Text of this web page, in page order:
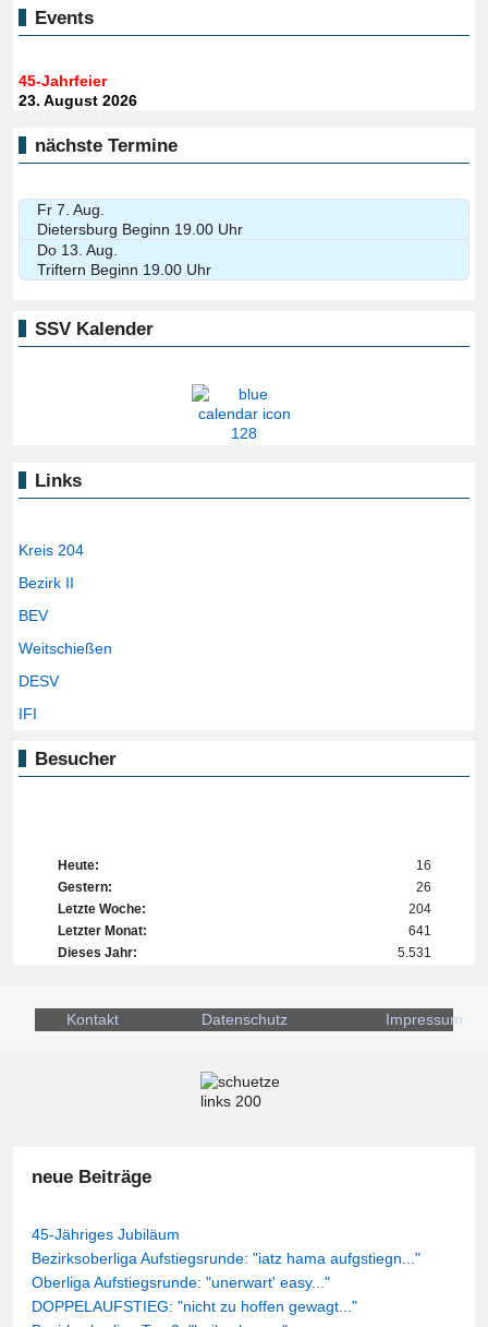
Events
45-Jahrfeier
23. August 2026
nächste Termine
Fr 7. Aug.
Dietersburg Beginn 19.00 Uhr
Do 13. Aug.
Triftern Beginn 19.00 Uhr
SSV Kalender
Links
Kreis 204
Bezirk II
BEV
Weitschießen
DESV
IFI
Besucher
Heute:
16
Gestern:
26
Letzte Woche:
204
Letzter Monat:
641
Dieses Jahr:
5.531
Kontakt Datenschutz Impressum
neue Beiträge
45-Jähriges Jubiläum
Bezirksoberliga Aufstiegsrunde: "iatz hama aufgstiegn..."
Oberliga Aufstiegsrunde: "unerwart' easy..."
DOPPELAUFSTIEG: "nicht zu hoffen gewagt..."